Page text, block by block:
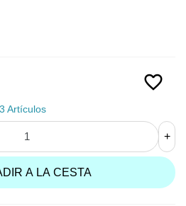
favorite_border
3 Artículos
+
A LA CESTA